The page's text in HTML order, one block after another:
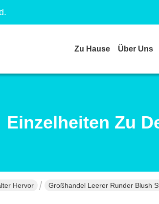
Zu Hause Über Uns
Einzelheiten Zu
Hervor Großhandel Leerer Runder Blush